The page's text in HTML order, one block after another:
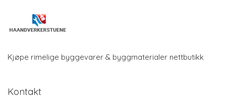
Kjøpe rimelige byggevarer & byggmaterialer nettbutikk
Kontakt